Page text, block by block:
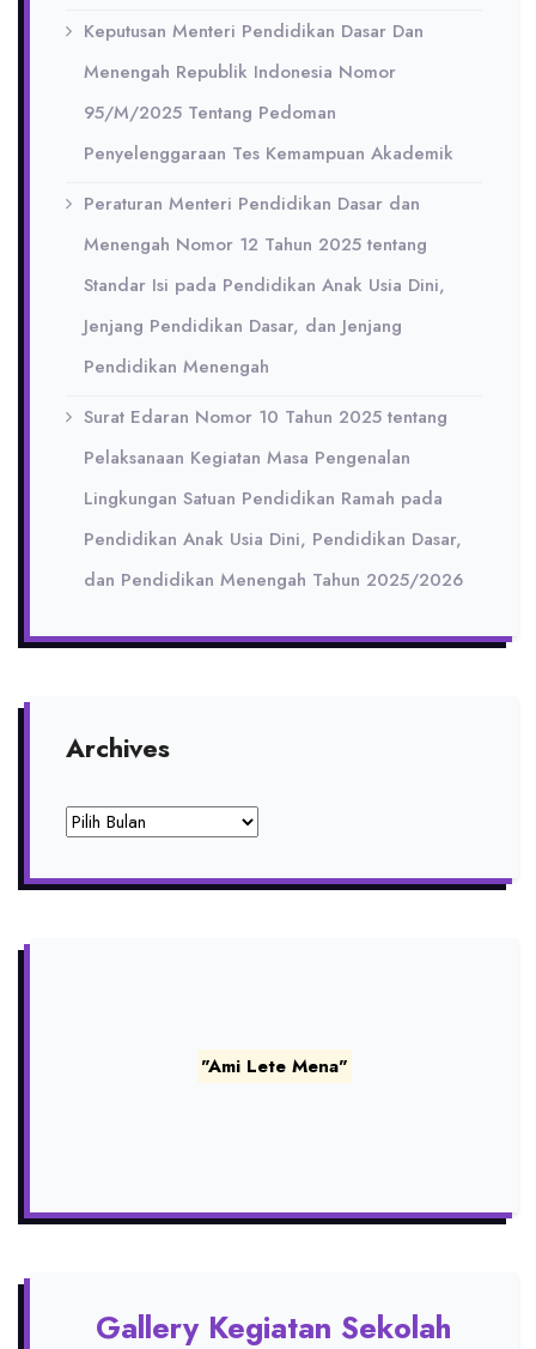
Keputusan Menteri Pendidikan Dasar Dan
Menengah Republik Indonesia Nomor
95/M/2025 Tentang Pedoman
Penyelenggaraan Tes Kemampuan Akademik
Peraturan Menteri Pendidikan Dasar dan
Menengah Nomor 12 Tahun 2025 tentang
Standar Isi pada Pendidikan Anak Usia Dini,
Jenjang Pendidikan Dasar, dan Jenjang
Pendidikan Menengah
Surat Edaran Nomor 10 Tahun 2025 tentang
Pelaksanaan Kegiatan Masa Pengenalan
Lingkungan Satuan Pendidikan Ramah pada
Pendidikan Anak Usia Dini, Pendidikan Dasar,
dan Pendidikan Menengah Tahun 2025/2026
Archives
Archives
"Ami Lete Mena"
Gallery Kegiatan Sekolah